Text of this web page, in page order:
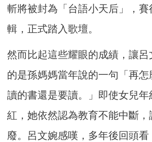
斬將被封為「台語小天后」，
輯，正式踏入歌壇。
然而比起這些耀眼的成績，讓呂
的是孫媽媽當年說的一句「再
讀的書還是要讀。」即使女兒年
紅，她依然認為教育不能中斷
廢。呂文婉感嘆，多年後回頭